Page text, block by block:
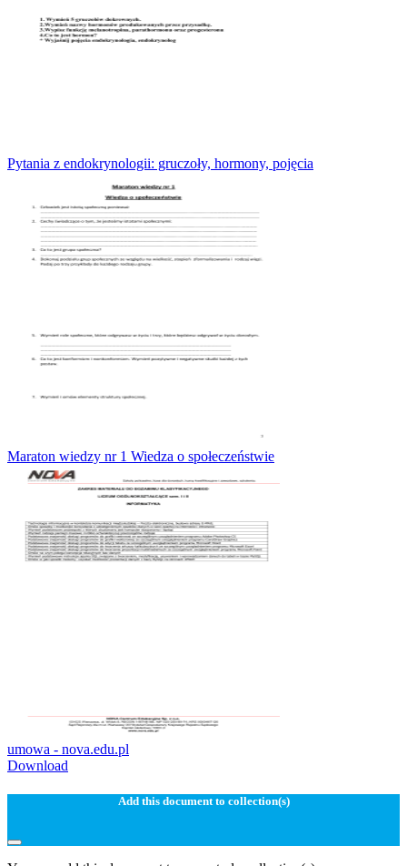
Pytania z endokrynologii: gruczoły, hormony, pojęcia
Maraton wiedzy nr 1 Wiedza o społeczeństwie
umowa - nova.edu.pl
Download
Add this document to collection(s)